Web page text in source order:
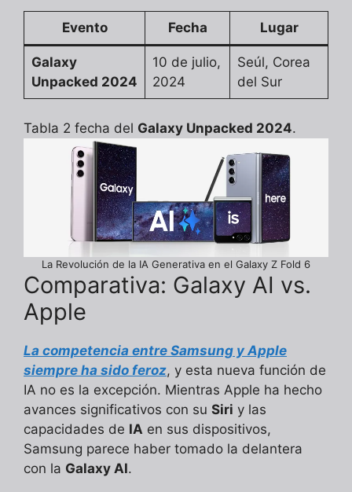
Evento Fecha Lugar
Galaxy
Unpacked 2024
10 de julio,
2024
Seúl, Corea
del Sur
Tabla 2 fecha del Galaxy Unpacked 2024.
La Revolución de la IA Generativa en el Galaxy Z Fold 6
Comparativa: Galaxy AI vs.
Apple
La competencia entre Samsung y Apple
siempre ha sido feroz, y esta nueva función de
IA no es la excepción. Mientras Apple ha hecho
avances significativos con su Siri y las
capacidades de IA en sus dispositivos,
Samsung parece haber tomado la delantera
con la Galaxy AI.